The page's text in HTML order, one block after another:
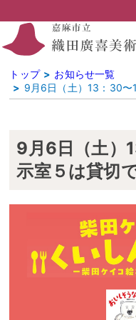
トップ
お知らせ一覧
9月6日（土）13：30〜
9月6日（土
示室５は貸切